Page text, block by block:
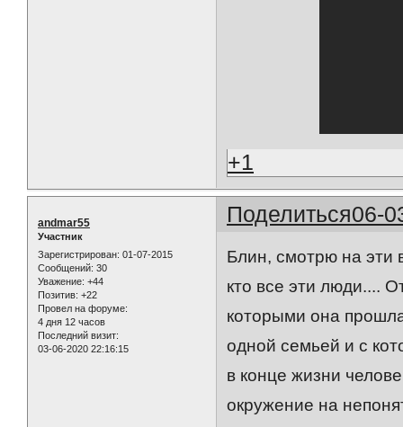
+1
Поделиться06-
andmar55
Участник
Зарегистрирован: 01-07-2015
Сообщений: 30
Уважение: +44
Позитив: +22
Провел на форуме:
4 дня 12 часов
Последний визит:
03-06-2020 22:16:15
Блин, смотрю на эти
кто все эти люди....
которыми она
одной семьей и с
в конце жизни
окружение на